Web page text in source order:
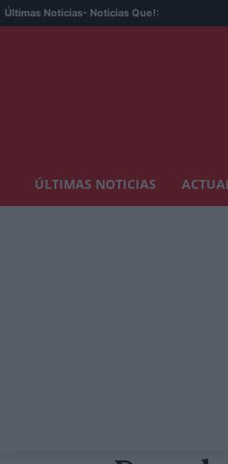
Últimas Noticias- Noticias Que!:
ÚLTIMAS NOTICIAS